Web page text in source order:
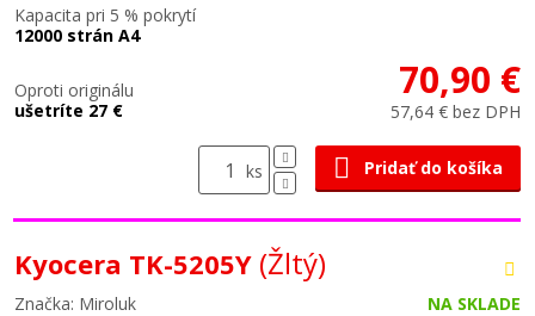
Kapacita pri 5 % pokrytí
12000 strán A4
Oproti originálu
ušetríte 27 €
70,90 €
57,64 € bez DPH
ks Pridať do košíka
Kyocera TK-5205Y (Žltý)
Značka: Miroluk
NA SKLADE